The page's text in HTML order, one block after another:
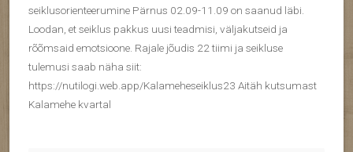
seiklusorienteerumine Pärnus 02.09-11.09 on saanud läbi.
Loodan, et seiklus pakkus uusi teadmisi, väljakutseid ja
rõõmsaid emotsioone. Rajale jõudis 22 tiimi ja seikluse
tulemusi saab näha siit:
https://nutilogi.web.app/Kalameheseiklus23 Aitäh kutsumast
Kalamehe kvartal